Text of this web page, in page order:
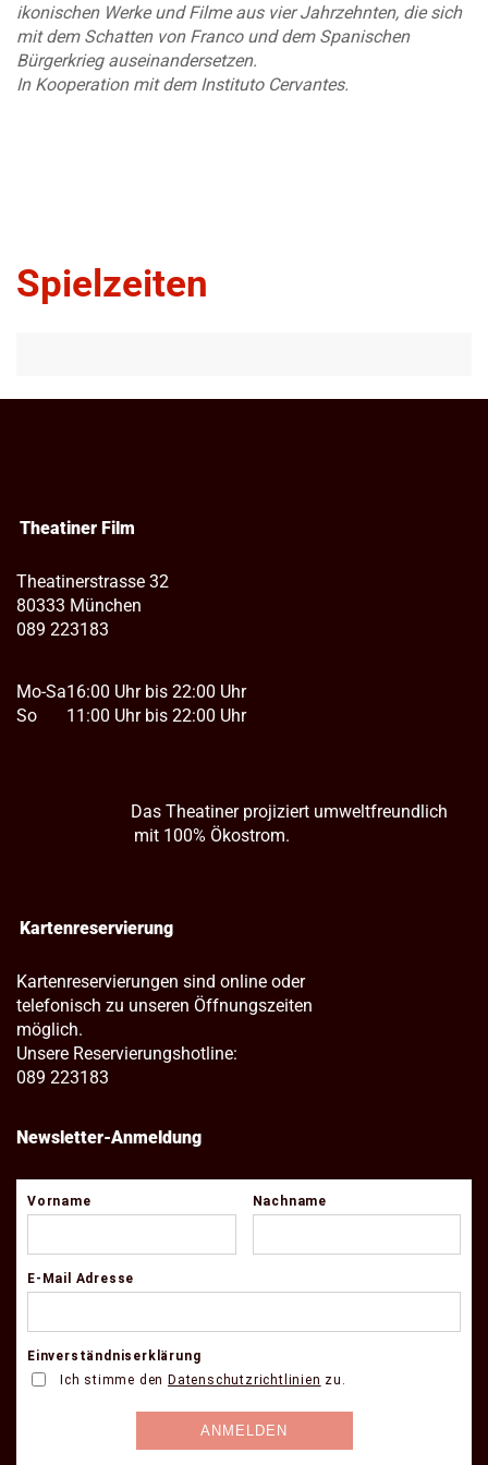
ikonischen Werke und Filme aus vier Jahrzehnten, die sich
mit dem Schatten von Franco und dem Spanischen
Bürgerkrieg auseinandersetzen.
In Kooperation mit dem Instituto Cervantes.
Spielzeiten
Theatiner Film
Theatinerstrasse 32
80333 München
089 223183
Mo-Sa
So
16:00 Uhr bis 22:00 Uhr
11:00 Uhr bis 22:00 Uhr
Das Theatiner projiziert umweltfreundlich
mit 100% Ökostrom.
Kartenreservierung
Kartenreservierungen sind online oder
telefonisch zu unseren Öffnungszeiten
möglich.
Unsere Reservierungshotline:
089 223183
Newsletter-Anmeldung